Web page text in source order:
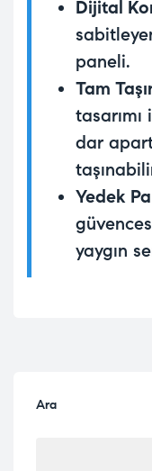
Dijital
paneli.
Tam
dar
Yedek
yaygın
Ara